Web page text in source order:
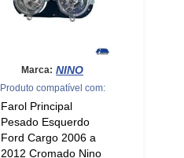
Produto compatível com:
2012 Cromado Nino
- 2749749
R$ 291,68
ou3xdeR$